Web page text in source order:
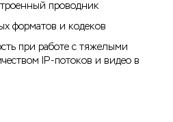
проводник
форматов и кодеков
при работе с тяжелыми
IP-потоков и видео в